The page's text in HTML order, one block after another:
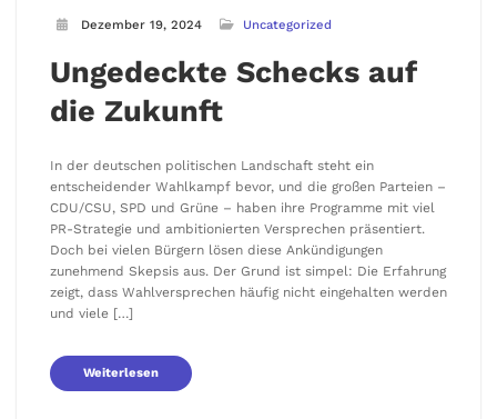
Dezember 19, 2024 Uncategorized
Ungedeckte Schecks auf
die Zukunft
In der deutschen politischen Landschaft steht ein
entscheidender Wahlkampf bevor, und die großen Parteien –
CDU/CSU, SPD und Grüne – haben ihre Programme mit viel
PR-Strategie und ambitionierten Versprechen präsentiert.
Doch bei vielen Bürgern lösen diese Ankündigungen
zunehmend Skepsis aus. Der Grund ist simpel: Die Erfahrung
zeigt, dass Wahlversprechen häufig nicht eingehalten werden
und viele […]
Weiterlesen